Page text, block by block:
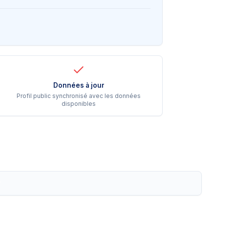
Données à jour
Profil public synchronisé avec les données
disponibles